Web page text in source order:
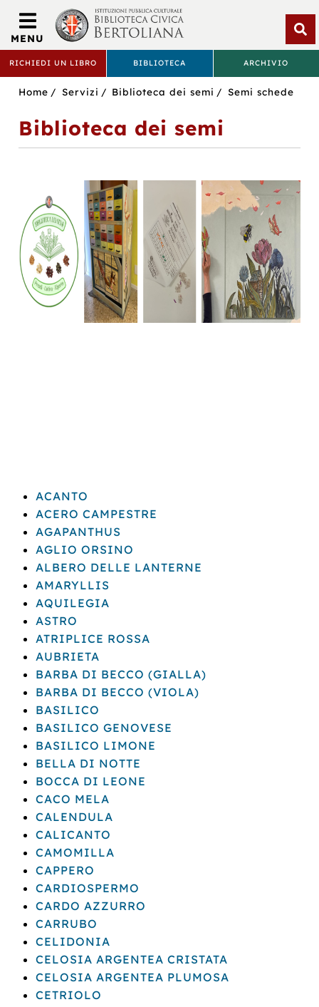
BIBLIOTECA
BERTOLIANA
RICHIEDI UN LIBRO BIBLIOTECA ARCHIVIO
MENU
Bertoliana
Sei
Home Servizi Biblioteca dei semi Semi schede
Biblioteca dei semi
ACANTO
ACERO CAMPESTRE
AGAPANTHUS
AGLIO ORSINO
ALBERO DELLE LANTERNE
AMARYLLIS
AQUILEGIA
ASTRO
ATRIPLICE ROSSA
AUBRIETA
BARBA DI BECCO (GIALLA)
BARBA DI BECCO (VIOLA)
BASILICO
BASILICO GENOVESE
BASILICO LIMONE
BELLA DI NOTTE
BOCCA DI LEONE
CACO MELA
CALENDULA
CALICANTO
CAMOMILLA
CAPPERO
CARDIOSPERMO
CARDO AZZURRO
CARRUBO
CELIDONIA
CELOSIA ARGENTEA CRISTATA
CELOSIA ARGENTEA PLUMOSA
CETRIOLO